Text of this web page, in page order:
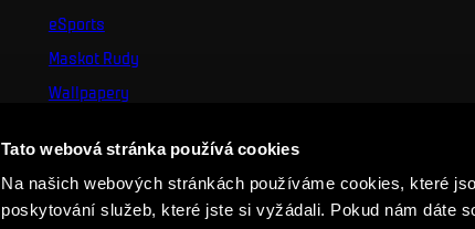
Tato webová stránka používá cookies
Na našich webových stránkách používáme cookies, které
poskytování služeb, které jste si vyžádali. Pokud nám dáte
eSports
Maskot Rudy
Wallpapery
Mural výzva